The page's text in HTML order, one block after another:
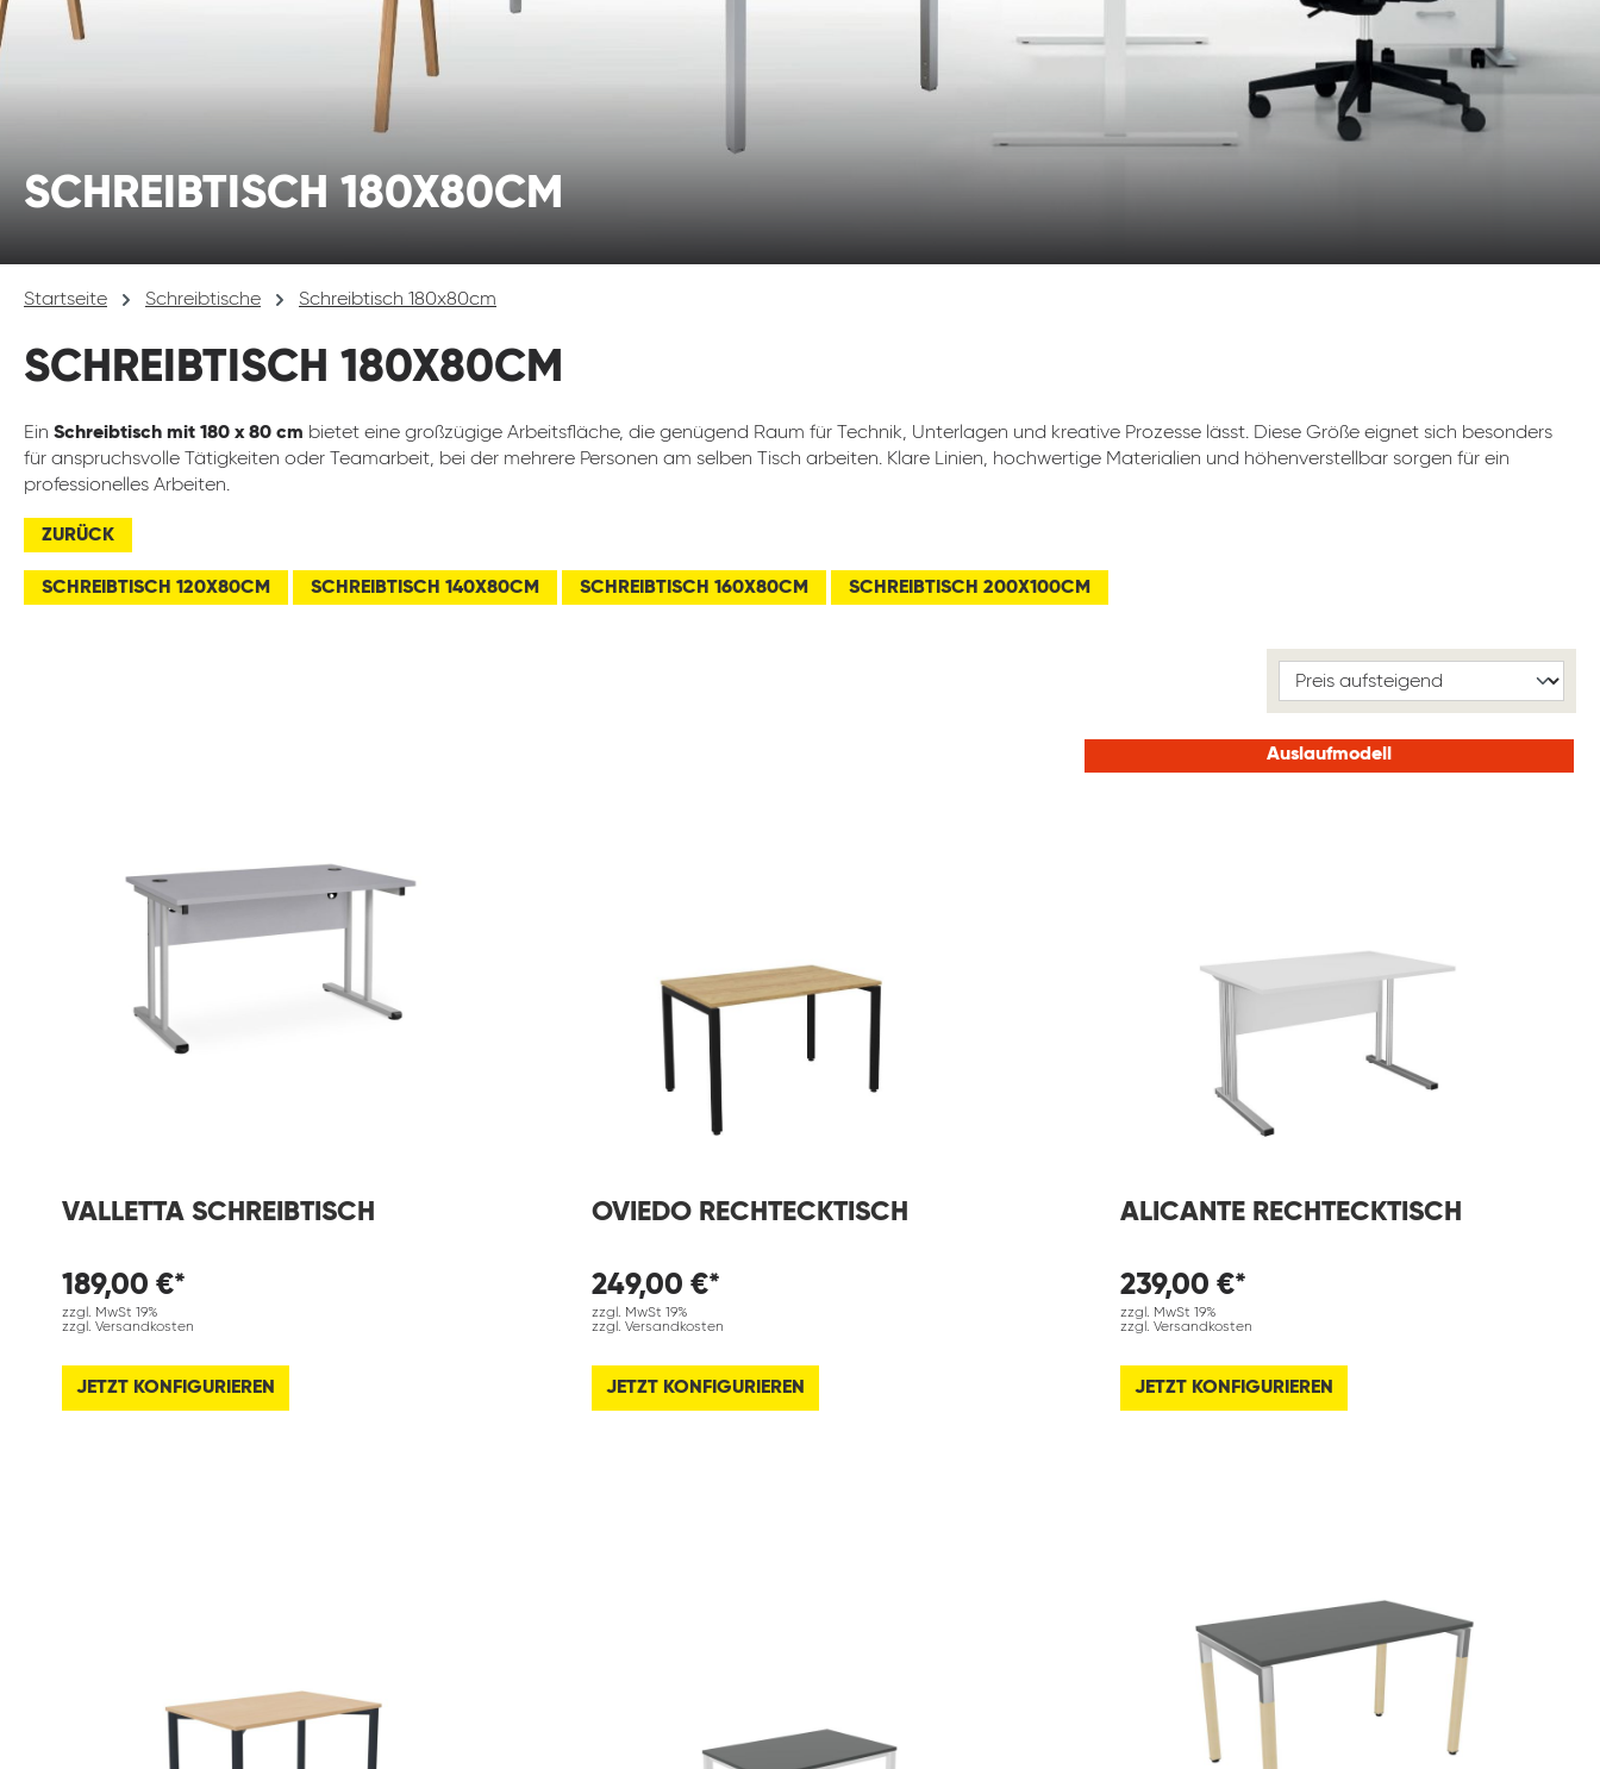
SCHREIBTISCH 180X80CM
Startseite Schreibtische Schreibtisch 180x80cm
SCHREIBTISCH 180X80CM
Ein Schreibtisch mit 180 x 80 cm bietet eine großzügige Arbeitsfläche, die genügend Raum für Technik, Unterlagen und kreative Prozesse lässt. Diese Größe eignet sich besonders
für anspruchsvolle Tätigkeiten oder Teamarbeit, bei der mehrere Personen am selben Tisch arbeiten. Klare Linien, hochwertige Materialien und höhenverstellbar sorgen für ein
professionelles Arbeiten.
ZURÜCK
SCHREIBTISCH 120X80CM SCHREIBTISCH 140X80CM SCHREIBTISCH 160X80CM SCHREIBTISCH 200X100CM
VALLETTA SCHREIBTISCH
189,00 €*
zzgl. MwSt 19%
zzgl. Versandkosten
JETZT KONFIGURIEREN
OVIEDO RECHTECKTISCH
249,00 €*
zzgl. MwSt 19%
zzgl. Versandkosten
JETZT KONFIGURIEREN
Auslaufmodell
ALICANTE RECHTECKTISCH
239,00 €*
zzgl. MwSt 19%
zzgl. Versandkosten
JETZT KONFIGURIEREN